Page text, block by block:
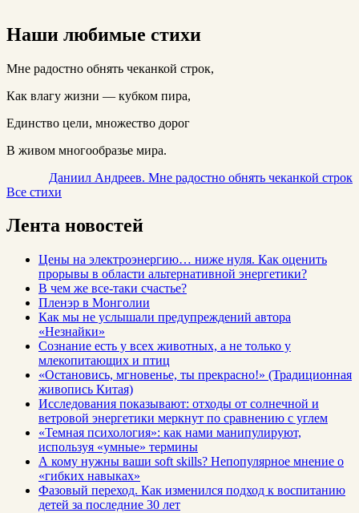
Наши любимые стихи
Мне радостно обнять чеканкой строк,
Как влагу жизни — кубком пира,
Единство цели, множество дорог
В живом многообразье мира.
Даниил Андреев. Мне радостно обнять чеканкой строк
Все стихи
Лента новостей
Цены на электроэнергию… ниже нуля. Как оценить
прорывы в области альтернативной энергетики?
В чем же все-таки счастье?
Пленэр в Монголии
Как мы не услышали предупреждений автора
«Незнайки»
Сознание есть у всех животных, а не только у
млекопитающих и птиц
«Остановись, мгновенье, ты прекрасно!» (Традиционная
живопись Китая)
Исследования показывают: отходы от солнечной и
ветровой энергетики меркнут по сравнению с углем
«Темная психология»: как нами манипулируют,
используя «умные» термины
А кому нужны ваши soft skills? Непопулярное мнение о
«гибких навыках»
Фазовый переход. Как изменился подход к воспитанию
детей за последние 30 лет